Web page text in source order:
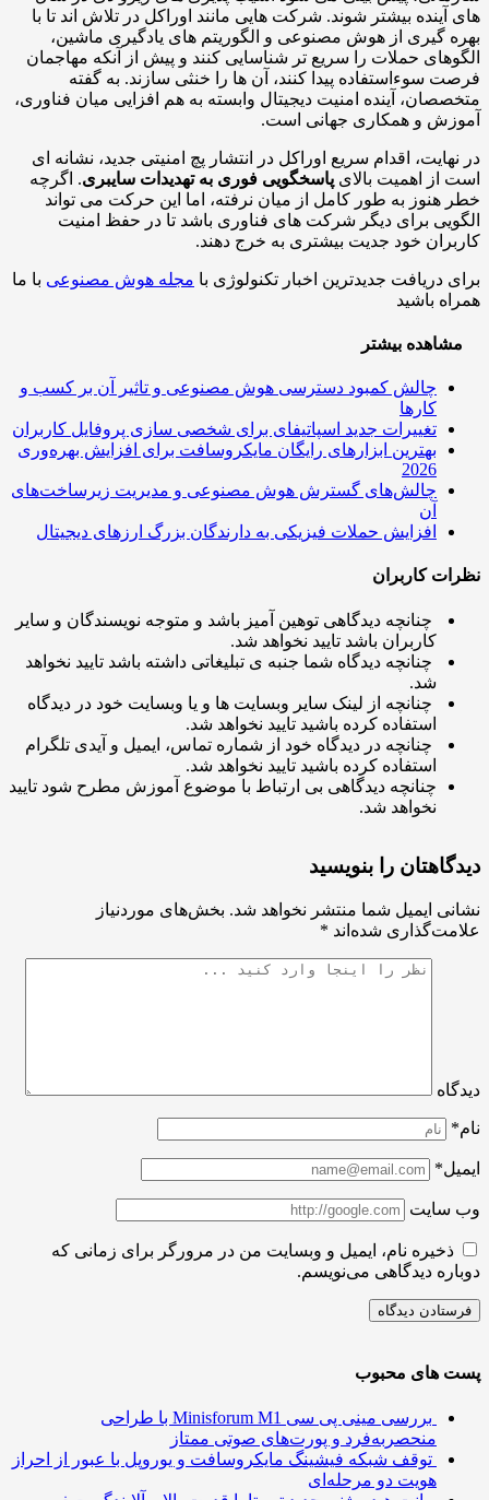
بیشتر شوند. شرکت هایی مانند اوراکل در تلاش اند تا با
گیری از هوش مصنوعی و الگوریتم های یادگیری ماشین،
حملات را سریع تر شناسایی کنند و پیش از آنکه مهاجمان
سوءاستفاده پیدا کنند، آن ها را خنثی سازند. به گفته
آینده امنیت دیجیتال وابسته به هم افزایی میان فناوری،
و همکاری جهانی است.
اقدام سریع اوراکل در انتشار پچ امنیتی جدید، نشانه ای
از اهمیت بالایپاسخگویی فوری به تهدیدات سایبری. اگرچه
هنوز به طور کامل از میان نرفته، اما این حرکت می تواند
برای دیگر شرکت های فناوری باشد تا در حفظ امنیت
خود جدیت بیشتری به خرج دهند.
دریافت جدیدترین اخبار تکنولوژی با مجله هوش مصنوعیبا ما
باشید
بیشتر
چالش کمبود دسترسی هوش مصنوعی و تاثیر آن بر کسب و
کارها
تغییرات جدید اسپاتیفای برای شخصی سازی پروفایل کاربران
بهترین ابزارهای رایگان مایکروسافت برای افزایش بهره‌وری
چالش‌های گسترش هوش مصنوعی و مدیریت زیرساخت‌های
افزایش حملات فیزیکی به دارندگان بزرگ ارزهای دیجیتال
کاربران
چنانچه دیدگاهی توهین آمیز باشد و متوجه نویسندگان و سایر
کاربران باشد تایید نخواهد شد.
چنانچه دیدگاه شما جنبه ی تبلیغاتی داشته باشد تایید نخواهد
چنانچه از لینک سایر وبسایت ها و یا وبسایت خود در دیدگاه
استفاده کرده باشید تایید نخواهد شد.
چنانچه در دیدگاه خود از شماره تماس، ایمیل و آیدی تلگرام
استفاده کرده باشید تایید نخواهد شد.
چنانچه دیدگاهی بی ارتباط با موضوع آموزش مطرح شود تایید
نخواهد شد.
را بنویسید
ایمیل شما منتشر نخواهد شد. بخش‌های موردنیاز
شده‌اند*
ذخیره نام، ایمیل و وبسایت من در مرورگر برای زمانی که
دیدگاهی می‌نویسم.
های محبوب
بررسی مینی پی ‌سی Minisforum M1 با طراحی
منحصربه‌فرد و پورت‌های صوتی ممتاز
توقف شبکه فیشینگ مایکروسافت و یوروپل با عبور از احراز
هویت دو مرحله‌ای